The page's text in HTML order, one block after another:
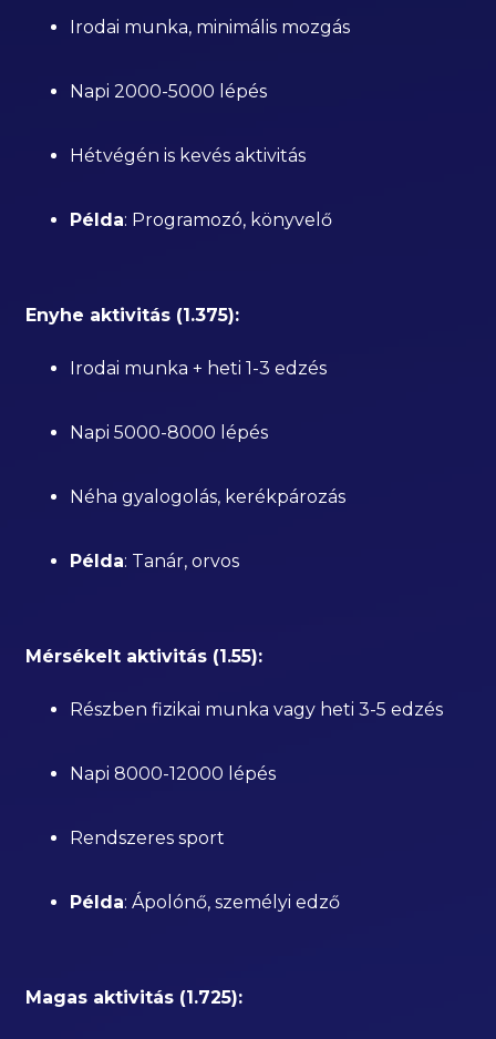
Irodai munka, minimális mozgás
Napi 2000-5000 lépés
Hétvégén is kevés aktivitás
Példa: Programozó, könyvelő
Enyhe aktivitás (1.375):
Irodai munka + heti 1-3 edzés
Napi 5000-8000 lépés
Néha gyalogolás, kerékpározás
Példa: Tanár, orvos
Mérsékelt aktivitás (1.55):
Részben fizikai munka vagy heti 3-5 edzés
Napi 8000-12000 lépés
Rendszeres sport
Példa: Ápolónő, személyi edző
Magas aktivitás (1.725):